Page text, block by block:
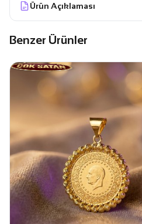
Ürün Açıklaması
Benzer Ürünler